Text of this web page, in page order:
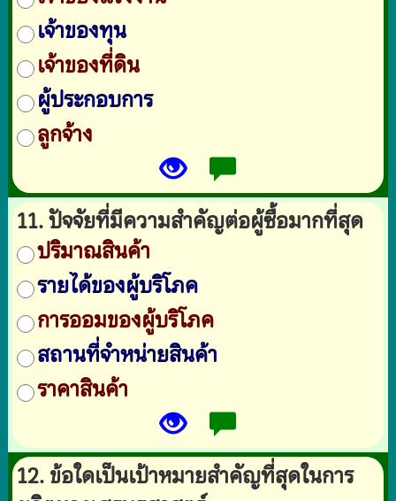
เจ้าของทุน
เจ้าของที่ดิน
ผู้ประกอบการ
ลูกจ้าง
11. ปัจจัยที่มีความสำคัญต่อผู้ซื้อมากที่สุด
ปริมาณสินค้า
รายได้ของผู้บริโภค
การออมของผู้บริโภค
สถานที่จำหน่ายสินค้า
ราคาสินค้า
12. ข้อใดเป็นเป้าหมายสำคัญที่สุดในการ